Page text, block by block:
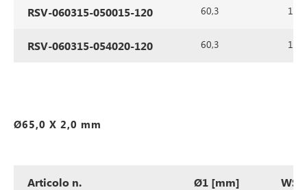
RSV-060315-050015-120 60,3 1,5
RSV-060315-054020-120 60,3 1,5
Ø65,0 X 2,0 mm
Articolo n. Ø1 [mm]